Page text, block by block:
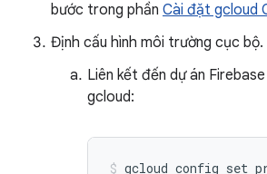
bước trong phần Cài đặt gcloud
Định cấu hình môi trường cục bộ.
Liên kết đến dự án
gcloud:
gcloud config set